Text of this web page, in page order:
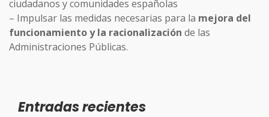
ciudadanos y comunidades españolas
– Impulsar las medidas necesarias para la mejora del
funcionamiento y la racionalización de las
Administraciones Públicas.
Entradas recientes